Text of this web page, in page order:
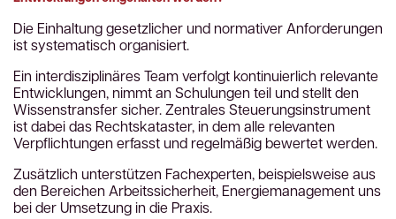
Die Einhaltung gesetzlicher und normativer Anforderungen
ist systematisch organisiert.
Ein interdisziplinäres Team verfolgt kontinuierlich relevante
Entwicklungen, nimmt an Schulungen teil und stellt den
Wissenstransfer sicher. Zentrales Steuerungsinstrument
ist dabei das Rechtskataster, in dem alle relevanten
Verpflichtungen erfasst und regelmäßig bewertet werden.
Zusätzlich unterstützen Fachexperten, beispielsweise aus
den Bereichen Arbeitssicherheit, Energiemanagement uns
bei der Umsetzung in die Praxis.